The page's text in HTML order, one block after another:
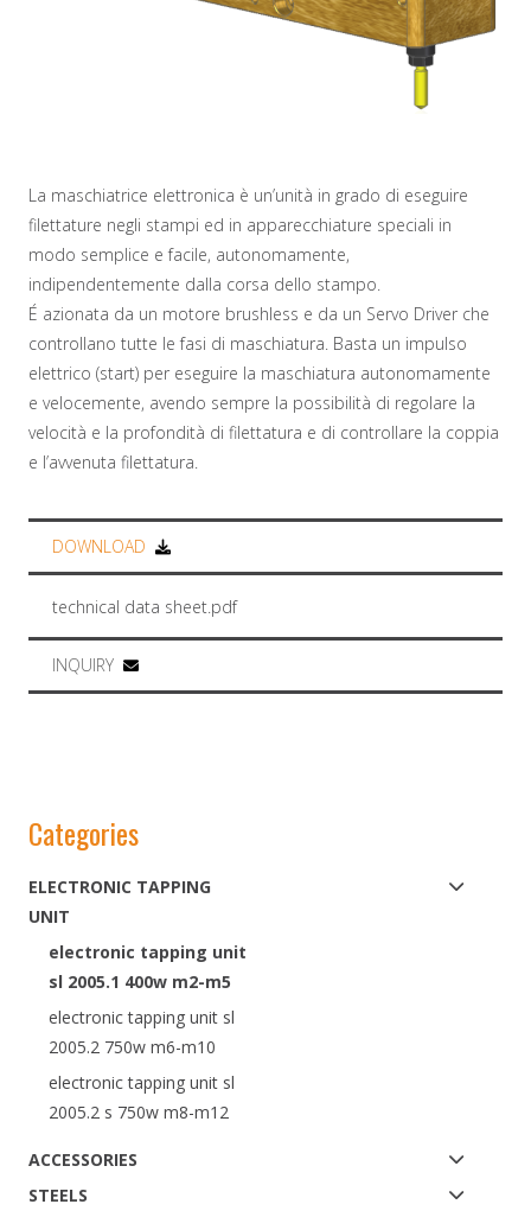
Categories
ELECTRONIC TAPPING
UNIT
electronic tapping unit
sl 2005.1 400w m2-m5
electronic tapping unit sl
2005.2 750w m6-m10
electronic tapping unit sl
2005.2 s 750w m8-m12
ACCESSORIES
STEELS
La maschiatrice elettronica è un’unità in grado di eseguire
filettature negli stampi ed in apparecchiature speciali in
modo semplice e facile, autonomamente,
indipendentemente dalla corsa dello stampo.
É azionata da un motore brushless e da un Servo Driver che
controllano tutte le fasi di maschiatura. Basta un impulso
elettrico (start) per eseguire la maschiatura autonomamente
e velocemente, avendo sempre la possibilità di regolare la
velocità e la profondità di filettatura e di controllare la coppia
e l’avvenuta filettatura.
DOWNLOAD
technical data sheet.pdf
INQUIRY